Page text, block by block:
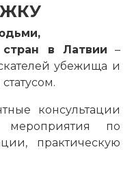
в Латвии –
убежища и
консультации
по
практическую